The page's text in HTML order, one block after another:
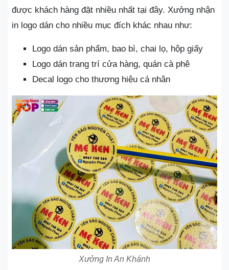
được khách hàng đặt nhiều nhất tại đây. Xưởng nhận
in logo dán cho nhiều mục đích khác nhau như:
Logo dán sản phẩm, bao bì, chai lọ, hộp giấy
Logo dán trang trí cửa hàng, quán cà phê
Decal logo cho thương hiệu cá nhân
Xưởng In An Khánh